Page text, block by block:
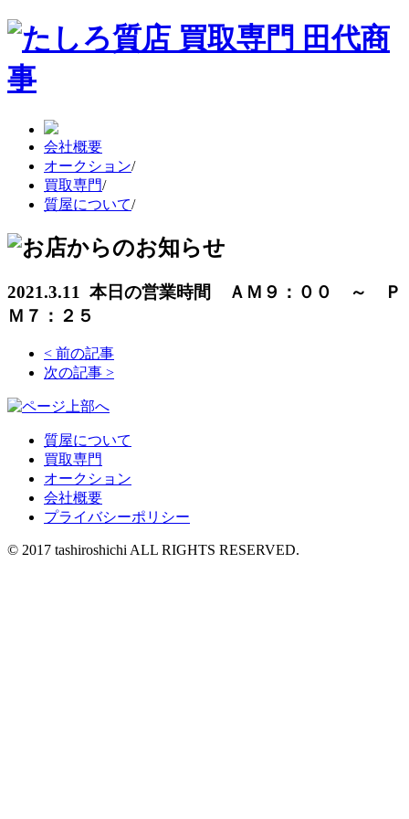
会社概要
オークション/
買取専門/
質屋について/
2021.3.11 本日の営業時間 ＡＭ９：００ ～ Ｐ
Ｍ７：２５
< 前の記事
次の記事 >
質屋について
買取専門
オークション
会社概要
プライバシーポリシー
© 2017 tashiroshichi ALL RIGHTS RESERVED.